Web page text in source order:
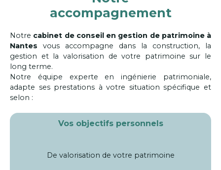
accompagnement
Notre cabinet de conseil en gestion de patrimoine à
Nantes vous accompagne dans la construction, la
gestion et la valorisation de votre patrimoine sur le
long terme.
Notre équipe experte en ingénierie patrimoniale,
adapte ses prestations à votre situation spécifique et
selon :
Vos objectifs personnels
De valorisation de votre patrimoine